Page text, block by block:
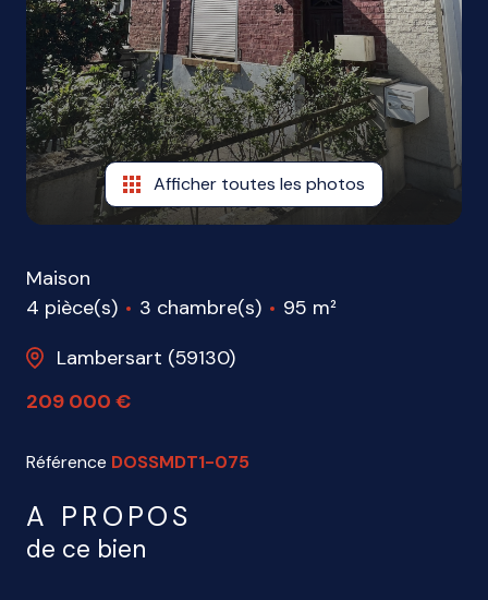
Afficher toutes les photos
Maison
4 pièce(s)
3 chambre(s)
95 m²
Lambersart (59130)
209 000 €
Référence DOSSMDT1-075
A PROPOS
de ce bien